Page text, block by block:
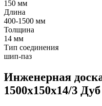
150 мм
Длина
400-1500 мм
Толщина
14 мм
Тип соединения
шип-паз
Инженерная
1500х150х14/3